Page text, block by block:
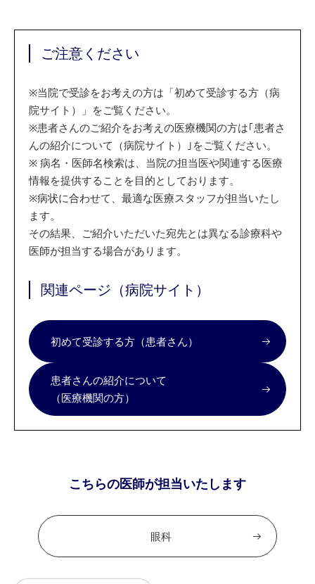
ご注意ください
※当院で受診をお考えの方は「初めて受診する方（病
院サイト）」をご覧ください。
※患者さんのご紹介をお考えの医療機関の方は｢患者さ
んの紹介について（病院サイト）｣をご覧ください。
※ 病名・医師名検索は、当院の担当医や関連する医療
情報を提供することを目的としております。
※病状に合わせて、最適な医療スタッフが担当いたし
ます。
その結果、ご紹介いただいた宛先とは異なる診療科や
医師が担当する場合があります。
関連ページ（病院サイト）
初めて受診する方（患者さん）
患者さんの紹介について
（医療機関の方）
こちらの医師が担当いたします
眼科